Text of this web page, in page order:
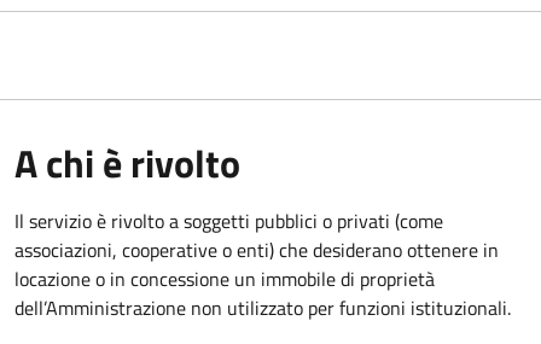
A chi è rivolto
Il servizio è rivolto a soggetti pubblici o privati (come
associazioni, cooperative o enti) che desiderano ottenere in
locazione o in concessione un immobile di proprietà
dell’Amministrazione non utilizzato per funzioni istituzionali.